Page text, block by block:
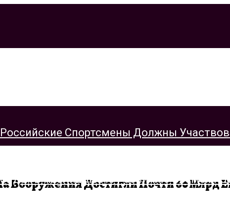
Вооружения Достигли Почти 60 Млрд